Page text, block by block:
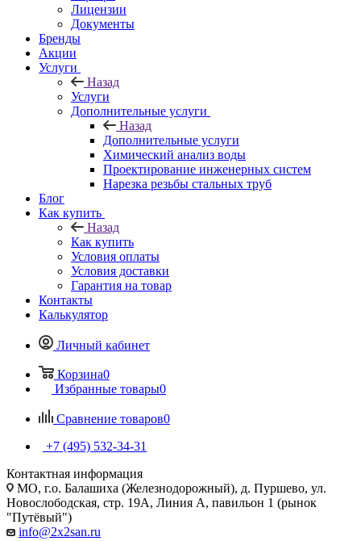
Лицензии
Документы
Бренды
Акции
Услуги
Назад
Услуги
Дополнительные услуги
Назад
Дополнительные услуги
Химический анализ воды
Проектирование инженерных систем
Нарезка резьбы стальных труб
Блог
Как купить
Назад
Как купить
Условия оплаты
Условия доставки
Гарантия на товар
Контакты
Калькулятор
Личный кабинет
Корзина0
Избранные товары0
Сравнение товаров0
+7 (495) 532‑34‑31
Контактная информация
МО, г.о. Балашиха (Железнодорожный), д. Пуршево, ул.
Новослободская, стр. 19А, Линия А, павильон 1 (рынок
"Путёвый")
info@2x2san.ru